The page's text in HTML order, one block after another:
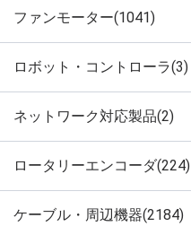
ファンモーター(1041)
ロボット・コントローラ(3)
ネットワーク対応製品(2)
ロータリーエンコーダ(224)
ケーブル・周辺機器(2184)